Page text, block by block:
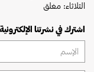
الثلاثاء: مغلق
اشترك في نشرتنا الإلكترونية